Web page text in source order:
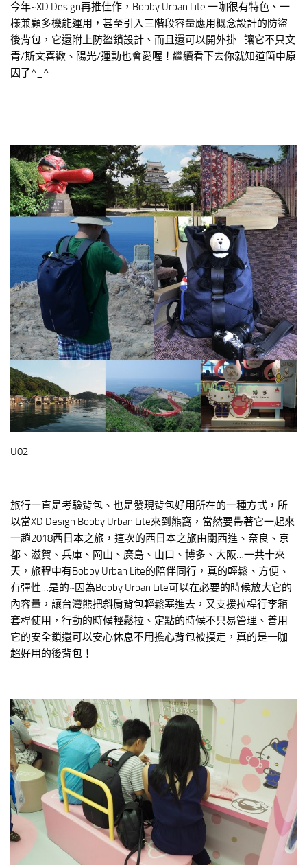
今年~XD Design再推佳作，Bobby Urban Lite 一咖很有特色、一
樣兼顧多機能運用，甚至引入三階段容量應用概念設計的防盜
後背包，它還附上防盜鎖設計、而且還可以開外掛…讓它不只文
青/斯文喜歡、陽光/運動也會愛喔！繼續看下去你就知道箇中原
因了^_^
U02
旅行一直是考驗背包、也是發現背包好用所在的一種方式，所
以當XD Design Bobby Urban Lite來到熊窩，當然要帶著它一起來
一趟2018西日本之旅，這次的西日本之旅由關西進、奈良、京
都、滋賀、兵庫、岡山、廣島、山口、博多、大阪…一共十來
天，旅程中有Bobby Urban Lite的陪伴同行，真的輕鬆、方便、
有彈性…是的~因為Bobby Urban Lite可以在必要的時候放大它的
內容量，讓台灣熊把斜肩背包輕鬆塞進去，又支援拉桿行李箱
套桿使用，行動的時候輕鬆拉、定點的時候不只易管理、善用
它的安全鎖還可以安心休息不用擔心背包被摸走，真的是一咖
超好用的後背包！